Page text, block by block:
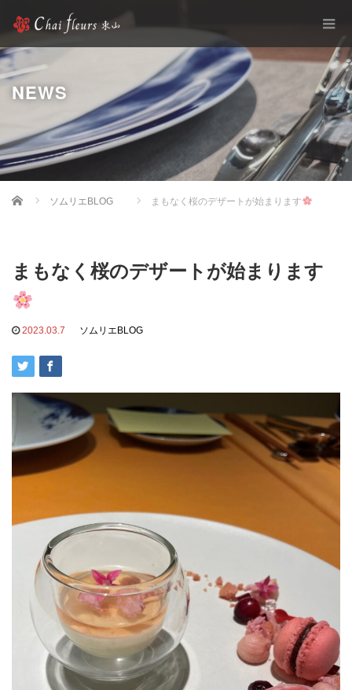
NEWS
Home ソムリエBLOG まもなく桜のデザートが始まります
まもなく桜のデザートが始まります
2023.03.7 ソムリエBLOG